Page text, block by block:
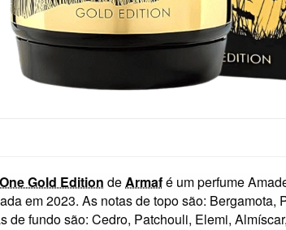
Gold Edition deArmafé um perfume
em 2023. As notas de topo são:
de fundo são: Cedro, Patchouli, Elemi,